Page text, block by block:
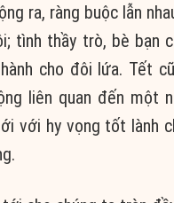
ra, ràng buộc lẫn
tình thầy trò, bè bạn
cho đôi lứa. Tết
liên quan đến một
với hy vọng tốt lành